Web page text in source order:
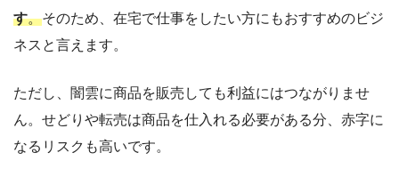
す。そのため、在宅で仕事をしたい方にもおすすめのビジ
ネスと言えます。
ただし、闇雲に商品を販売しても利益にはつながりませ
ん。せどりや転売は商品を仕入れる必要がある分、赤字に
なるリスクも高いです。